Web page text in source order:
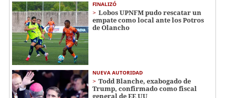
FINALIZÓ
Lobos UPNFM pudo rescatar un
empate como local ante los Potros
de Olancho
NUEVA AUTORIDAD
Todd Blanche, exabogado de
Trump, confirmado como fiscal
general de EE UU